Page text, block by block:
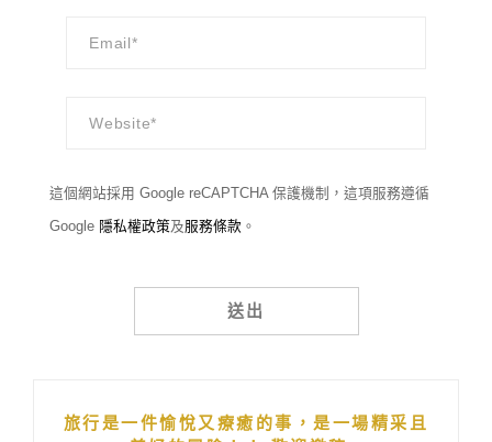
這個網站採用 Google reCAPTCHA 保護機制，這項服務遵循
Google 隱私權政策及服務條款 。
旅行是一件愉悅又療癒的事，是一場精采且